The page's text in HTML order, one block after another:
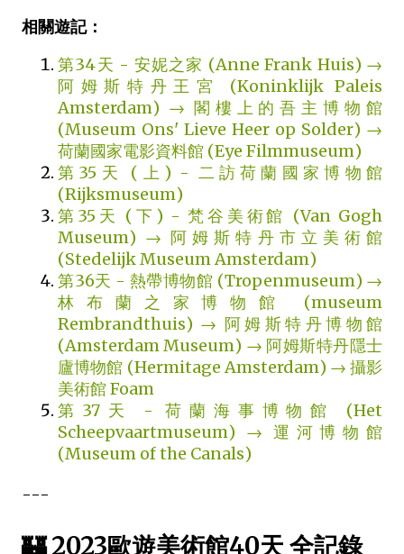
相關遊記：
第34天 - 安妮之家 (Anne Frank Huis) →
阿姆斯特丹王宮 (Koninklijk Paleis
Amsterdam) → 閣樓上的吾主博物館
(Museum Ons' Lieve Heer op Solder) →
荷蘭國家電影資料館 (Eye Filmmuseum)
第35天 (上) - 二訪荷蘭國家博物館
(Rijksmuseum)
第35天 (下) - 梵谷美術館 (Van Gogh
Museum) → 阿姆斯特丹市立美術館
(Stedelijk Museum Amsterdam)
第36天 - 熱帶博物館 (Tropenmuseum) →
林布蘭之家博物館 (museum
Rembrandthuis) → 阿姆斯特丹博物館
(Amsterdam Museum) → 阿姆斯特丹隱士
廬博物館 (Hermitage Amsterdam) → 攝影
美術館 Foam
第37天 - 荷蘭海事博物館 (Het
Scheepvaartmuseum) → 運河博物館
(Museum of the Canals)
---
🏰 2023歐遊美術館40天 全記錄